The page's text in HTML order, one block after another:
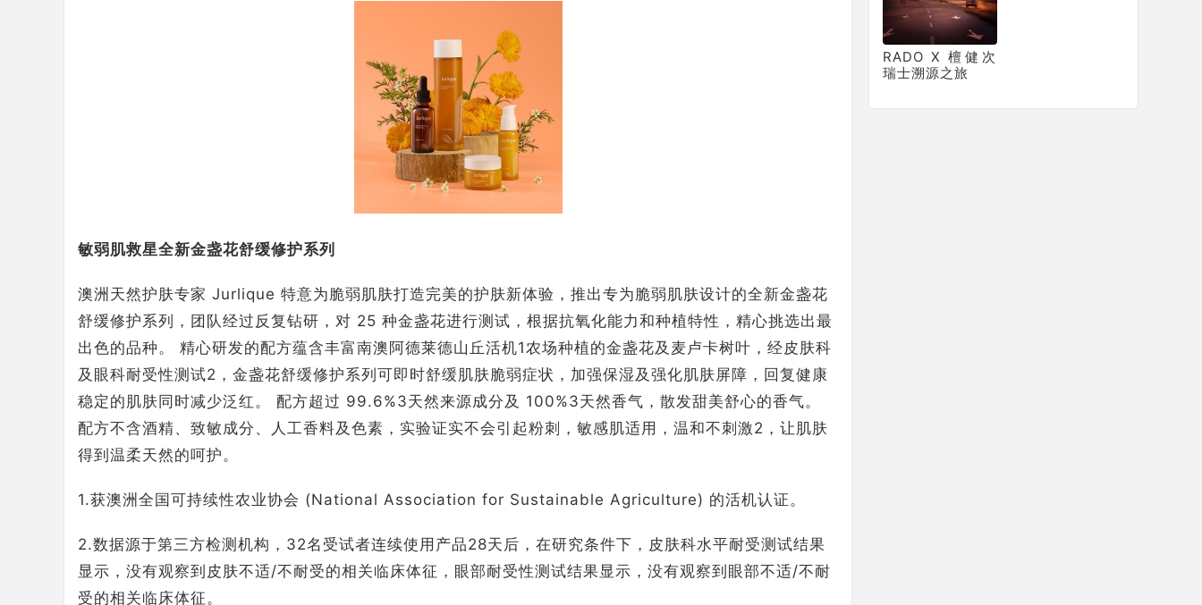
敏弱肌救星全新金盏花舒缓修护系列
澳洲天然护肤专家 Jurlique 特意为脆弱肌肤打造完美的护肤新体验，推出专为脆弱肌肤设计的全新金盏花
舒缓修护系列，团队经过反复钻研，对 25 种金盏花进行测试，根据抗氧化能力和种植特性，精心挑选出最
出色的品种。 精心研发的配方蕴含丰富南澳阿德莱德山丘活机1农场种植的金盏花及麦卢卡树叶，经皮肤科
及眼科耐受性测试2，金盏花舒缓修护系列可即时舒缓肌肤脆弱症状，加强保湿及强化肌肤屏障，回复健康
稳定的肌肤同时减少泛红。 配方超过 99.6%3天然来源成分及 100%3天然香气，散发甜美舒心的香气。
配方不含酒精、致敏成分、人工香料及色素，实验证实不会引起粉刺，敏感肌适用，温和不刺激2，让肌肤
得到温柔天然的呵护。
1.获澳洲全国可持续性农业协会 (National Association for Sustainable Agriculture) 的活机认证。
2.数据源于第三方检测机构，32名受试者连续使用产品28天后，在研究条件下，皮肤科水平耐受测试结果
显示，没有观察到皮肤不适/不耐受的相关临床体征，眼部耐受性测试结果显示，没有观察到眼部不适/不耐
受的相关临床体征。
RADO X 檀健次
瑞士溯源之旅